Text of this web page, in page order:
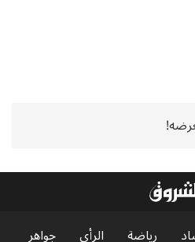
رياضة الرأي جواهر